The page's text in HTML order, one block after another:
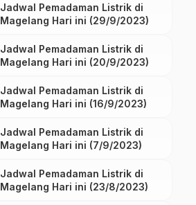
Jadwal Pemadaman Listrik di
Magelang Hari ini (29/9/2023)
Jadwal Pemadaman Listrik di
Magelang Hari ini (20/9/2023)
Jadwal Pemadaman Listrik di
Magelang Hari ini (16/9/2023)
Jadwal Pemadaman Listrik di
Magelang Hari ini (7/9/2023)
Jadwal Pemadaman Listrik di
Magelang Hari ini (23/8/2023)